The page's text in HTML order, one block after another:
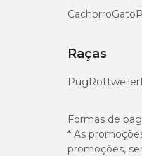
CachorroGato
Raças
PugRottweiler
Formas de
* As
promoções,